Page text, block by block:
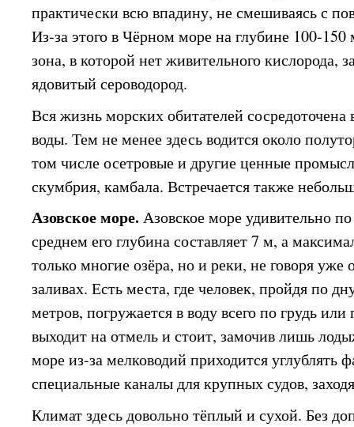
практически всю впадину, не смешиваясь с
Из-за этого в Чёрном море на глубине 100-150
зона, в которой нет живительного кислорода,
ядовитый сероводород.
Вся жизнь морских обитателей
воды. Тем не менее здесь водится около
том числе осетровые и другие ценные
скумбрия, камбала. Встречается также
Азовское море.Азовское море удивительно
среднем его глубина составляет 7 м, а
только многие озёра, но и реки, не говоря
заливах. Есть места, где человек, пройдя по
метров, погружается в воду всего по грудь или
выходит на отмель и стоит, замочив лишь
море из-за мелководий приходится углублять
специальные каналы для крупных судов,
Климат здесь довольно тёплый и сухой. Без